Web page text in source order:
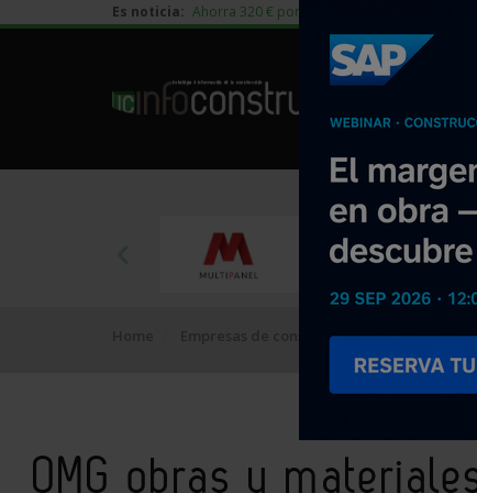
Es noticia: Ahorra 320 € por vivienda en edificación
Empresas de construcción OMG obras
OMG obras y